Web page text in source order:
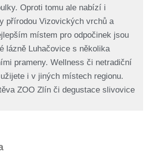
Oproti tomu ale nabízí i
přírodou Vizovických vrchů a
místem pro odpočinek jsou
lázně Luhačovice s několika
prameny. Wellness či netradiční
i v jiných místech regionu.
ZOO Zlín či degustace slivovice